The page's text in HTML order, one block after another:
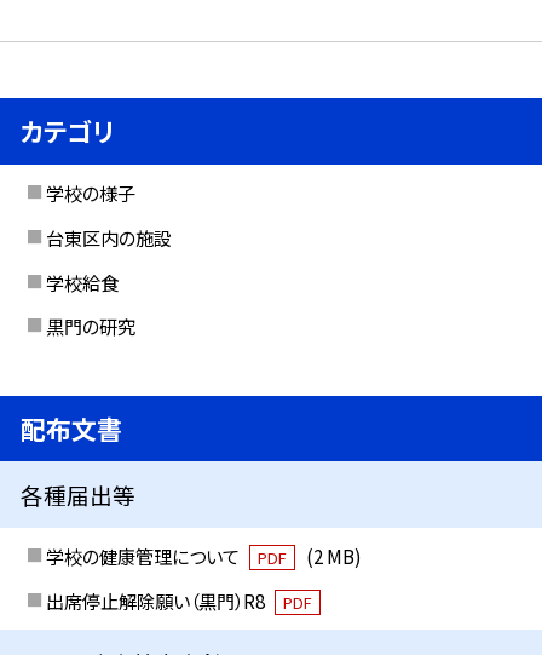
カテゴリ
学校の様子
台東区内の施設
学校給食
黒門の研究
配布文書
各種届出等
学校の健康管理について PDF
(2 MB)
出席停止解除願い（黒門）R8
PDF